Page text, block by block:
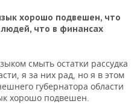
хорошо подвешен, что
что в финансах
смыть остатки рассудка
я за них рад, но я в этом
губернатора области
хорошо подвешен.